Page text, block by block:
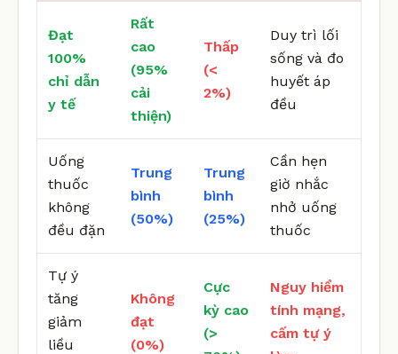
Đạt
100%
chỉ dẫn
y tế
Rất
cao
(95%
cải
thiện)
Thấp
(<
2%)
Duy trì lối
sống và đo
huyết áp
đều
Uống
thuốc
không
đều đặn
Trung
bình
(50%)
Trung
bình
(25%)
Cần hẹn
giờ nhắc
nhở uống
thuốc
Tự ý
tăng
giảm
liều
Không
đạt
(0%)
Cực
kỳ cao
(>
Nguy hiểm
tính mạng,
cấm tự ý